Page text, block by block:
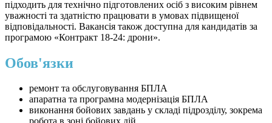
підходить для технічно підготовлених осіб з високим рівнем
уважності та здатністю працювати в умовах підвищеної
відповідальності. Вакансія також доступна для кандидатів за
програмою «Контракт 18-24: дрони».
Обов'язки
ремонт та обслуговування БПЛА
апаратна та програмна модернізація БПЛА
виконання бойових завдань у складі підрозділу, зокрема